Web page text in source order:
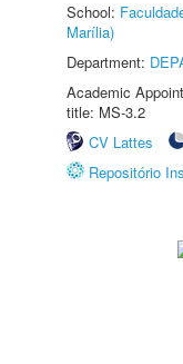
School:
Marília)
Department:
Academic
title: MS-3.2
CV Lattes
Repositório